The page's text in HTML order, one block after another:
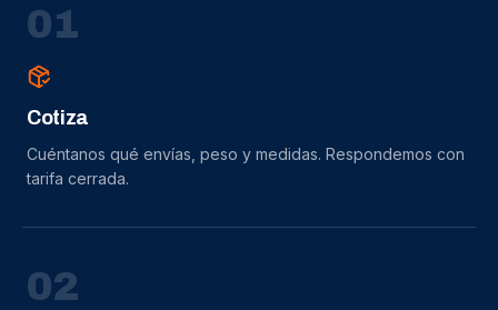
01
Cotiza
Cuéntanos qué envías, peso y medidas. Respondemos con
tarifa cerrada.
02